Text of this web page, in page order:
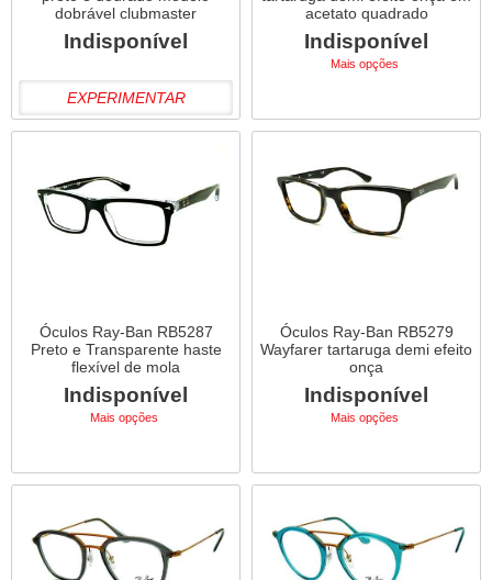
dobrável clubmaster
Indisponível
EXPERIMENTAR
acetato quadrado
Indisponível
Mais opções
Óculos Ray-Ban RB5287
Preto e Transparente haste
flexível de mola
Indisponível
Mais opções
Óculos Ray-Ban RB5279
Wayfarer tartaruga demi efeito
onça
Indisponível
Mais opções